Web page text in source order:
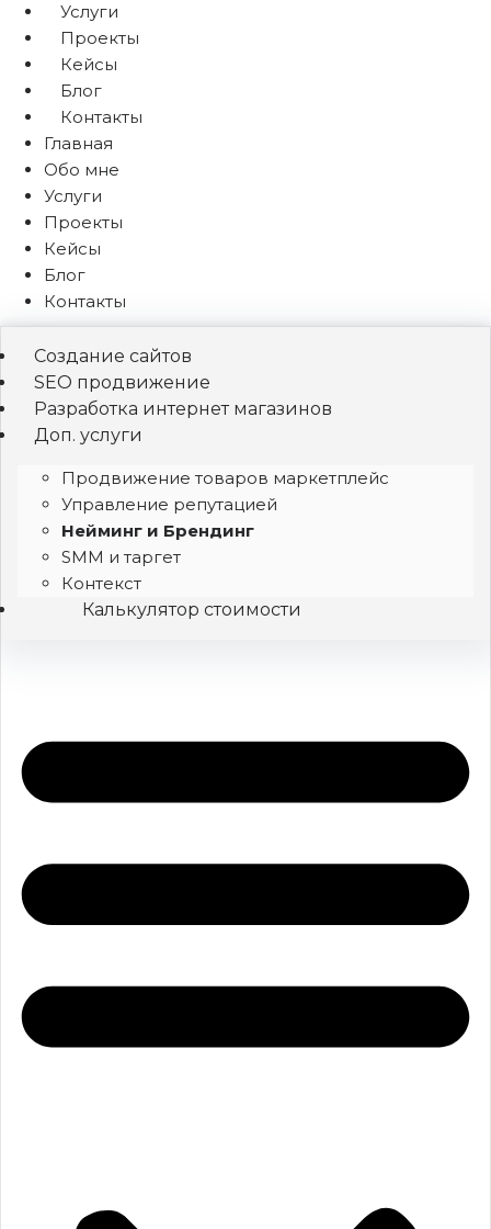
Услуги
Проекты
Кейсы
Блог
Контакты
Главная
Обо мне
Услуги
Проекты
Кейсы
Блог
Контакты
Создание сайтов
SEO продвижение
Разработка интернет магазинов
Доп. услуги
Продвижение товаров маркетплейс
Управление репутацией
Нейминг и Брендинг
SMM и таргет
Контекст
Калькулятор стоимости